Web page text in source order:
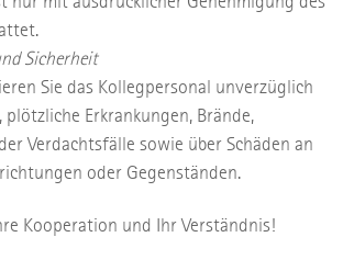
Sicherheit
Sie das Kollegpersonal unverzüglich
plötzliche Erkrankungen, Brände,
Verdachtsfälle sowie über Schäden an
oder Gegenständen.
Kooperation und Ihr Verständnis!